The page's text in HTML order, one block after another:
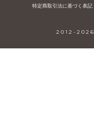
特定商取引法に基づく表記
2012- 2026